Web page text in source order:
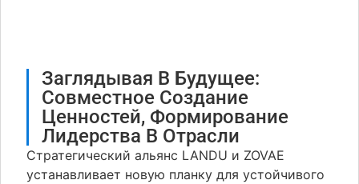
Заглядывая В Будущее:
Совместное Создание
Ценностей, Формирование
Лидерства В Отрасли
Стратегический альянс LANDU и ZOVAE
устанавливает новую планку для устойчивого